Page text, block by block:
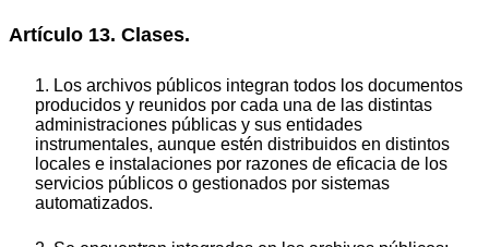
Artículo 13. Clases.
1. Los archivos públicos integran todos los documentos
producidos y reunidos por cada una de las distintas
administraciones públicas y sus entidades
instrumentales, aunque estén distribuidos en distintos
locales e instalaciones por razones de eficacia de los
servicios públicos o gestionados por sistemas
automatizados.